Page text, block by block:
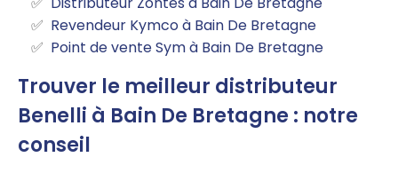
Revendeur Kymco à Bain De Bretagne
Point de vente Sym à Bain De Bretagne
Trouver le meilleur distributeur
Benelli à Bain De Bretagne : notre
conseil